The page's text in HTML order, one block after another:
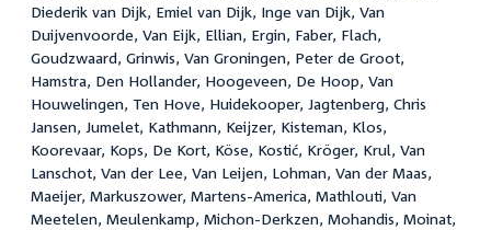
Diederik van Dijk, Emiel van Dijk, Inge van Dijk, Van
Duijvenvoorde, Van Eijk, Ellian, Ergin, Faber, Flach,
Goudzwaard, Grinwis, Van Groningen, Peter de Groot,
Hamstra, Den Hollander, Hoogeveen, De Hoop, Van
Houwelingen, Ten Hove, Huidekooper, Jagtenberg, Chris
Jansen, Jumelet, Kathmann, Keijzer, Kisteman, Klos,
Koorevaar, Kops, De Kort, Köse, Kostić, Kröger, Krul, Van
Lanschot, Van der Lee, Van Leijen, Lohman, Van der Maas,
Maeijer, Markuszower, Martens-America, Mathlouti, Van
Meetelen, Meulenkamp, Michon-Derkzen, Mohandis, Moinat,